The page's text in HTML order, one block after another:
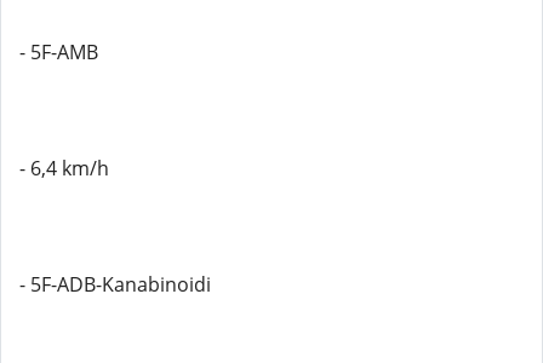
- 5F-AMB
- 6,4 km/h
- 5F-ADB-Kanabinoidi